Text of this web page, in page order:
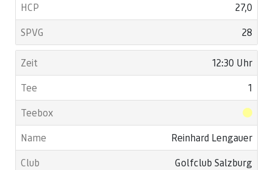
27,0
28
12:30 Uhr
1
Reinhard Lengauer
Golfclub Salzburg